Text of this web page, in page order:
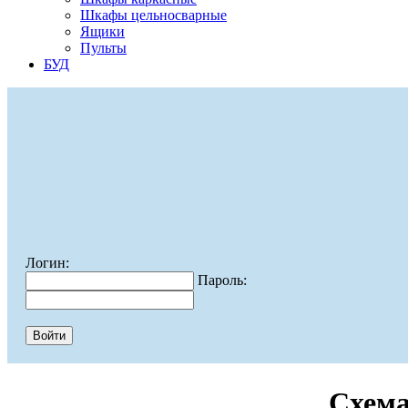
Шкафы цельносварные
Ящики
Пульты
БУД
Логин:
Пароль: